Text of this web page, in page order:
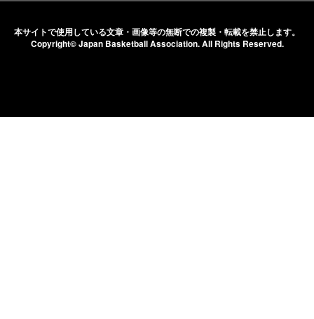
本サイトで使用している文章・画像等の無断での複製・転載を禁止します。
Copyright© Japan Basketball Association.All Rights Reserved.